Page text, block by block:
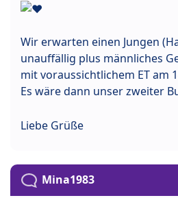
Wir erwarten einen Jungen
unauffällig plus männliches
mit voraussichtlichem ET am
Es wäre dann unser zweiter
Liebe Grüße
Mina1983